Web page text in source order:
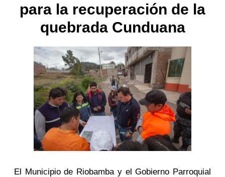
para la recuperación de la
quebrada Cunduana
El Municipio de Riobamba y el Gobierno Parroquial